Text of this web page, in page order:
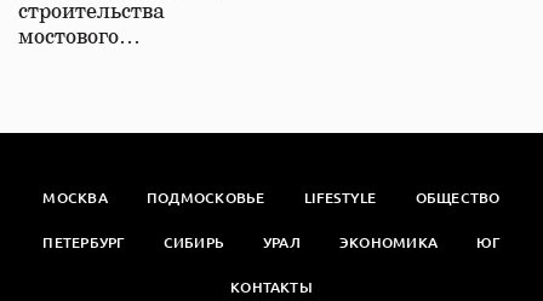
строительства
мостового…
МОСКВА ПОДМОСКОВЬЕ LIFESTYLE ОБЩЕСТВО
ПЕТЕРБУРГ СИБИРЬ УРАЛ ЭКОНОМИКА ЮГ
КОНТАКТЫ